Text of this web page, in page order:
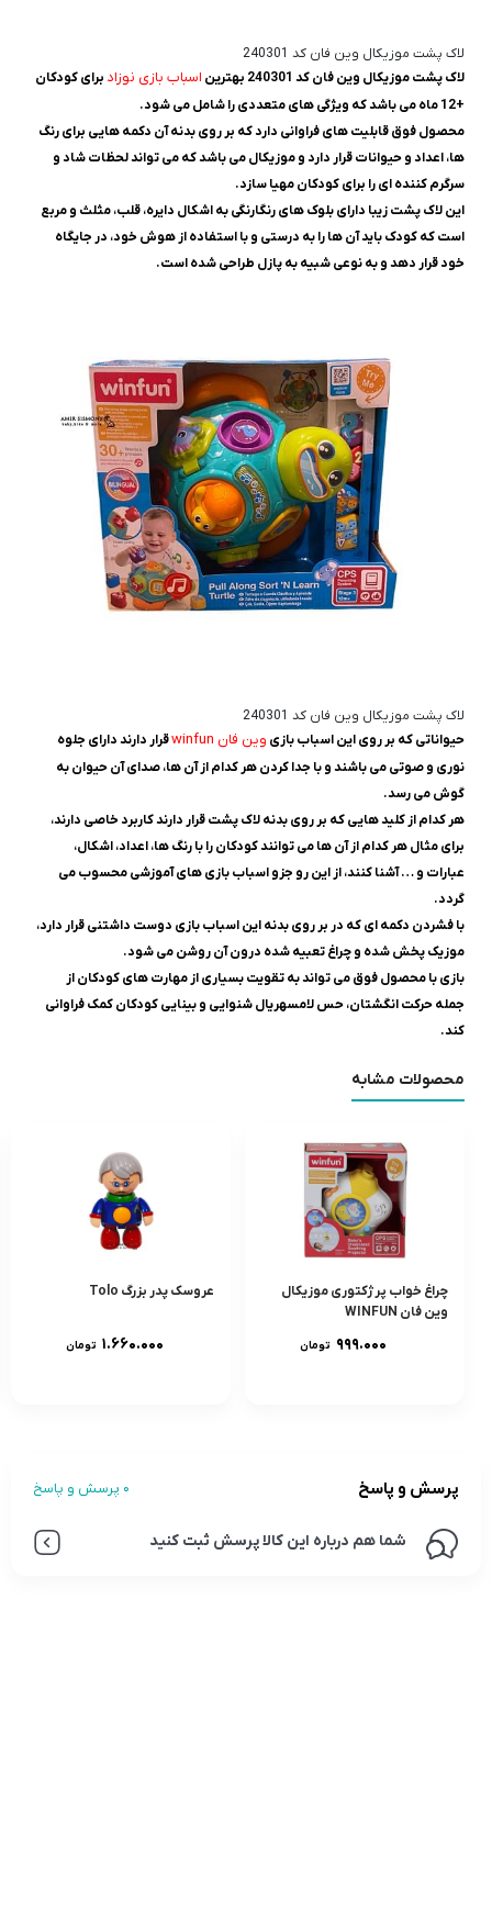
لاک پشت موزیکال وین فان کد 240301
لاک پشت موزیکال وین فان کد 240301 بهترین
اسباب بازی نوزاد برای کودکان
+12 ماه می باشد که ویژگی های متعددی را شامل می شود.
محصول فوق قابلیت های فراوانی دارد که بر روی بدنه آن دکمه هایی برای رنگ
ها، اعداد و حیوانات قرار دارد و موزیکال می باشد که می تواند لحظات شاد و
سرگرم کننده ای را برای کودکان مهیا سازد.
این لاک پشت زیبا دارای بلوک های رنگارنگی به اشکال دایره، قلب، مثلث و مربع
است که کودک باید آن ها را به درستی و با استفاده از هوش خود، در جایگاه
خود قرار دهد و به نوعی شبیه به پازل طراحی شده است.
لاک پشت موزیکال وین فان کد 240301
حیواناتی که بر روی این اسباب بازی وین فان winfun
قرار دارند دارای جلوه
نوری و صوتی می باشند و با جدا کردن هر کدام از آن ها، صدای آن حیوان به
گوش می رسد.
هر کدام از کلید هایی که بر روی بدنه لاک پشت قرار دارند کاربرد خاصی دارند،
برای مثال هر کدام از آن ها می توانند کودکان را با رنگ ها، اعداد، اشکال،
عبارات و … آشنا کنند، از این رو جزو اسباب بازی های آموزشی محسوب می
گردد.
با فشردن دکمه ای که در بر روی بدنه این اسباب بازی دوست داشتنی قرار دارد،
موزیک پخش شده و چراغ تعبیه شده درون آن روشن می شود.
بازی با محصول فوق می تواند به تقویت بسیاری از مهارت های کودکان از
جمله حرکت انگشتان، حس لامسهريال شنوایی و بینایی کودکان کمک فراوانی
کند.
محصولات مشابه
چراغ خواب پرژکتورى موزيکال
وين فان WINFUN
۹۹۹.۰۰۰ تومان
عروسک پدر بزرگ Tolo
۱.۶۶۰.۰۰۰ تومان
پرسش و پاسخ 0 پرسش و پاسخ
شما هم درباره این کالا پرسش ثبت کنید